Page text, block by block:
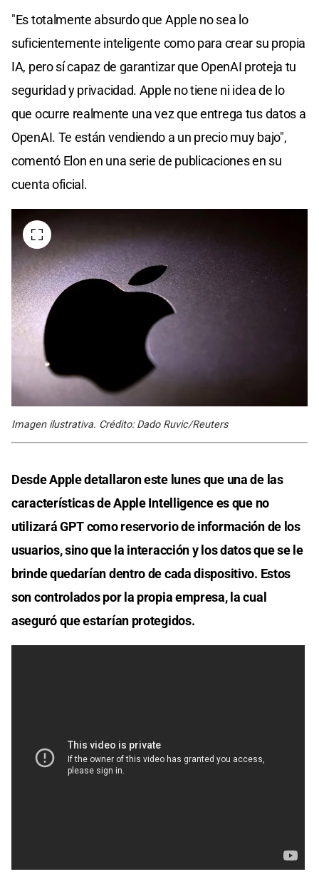
"Es totalmente absurdo que Apple no sea lo
suficientemente inteligente como para crear su propia
IA, pero sí capaz de garantizar que OpenAI proteja tu
seguridad y privacidad. Apple no tiene ni idea de lo
que ocurre realmente una vez que entrega tus datos a
OpenAI. Te están vendiendo a un precio muy bajo",
comentó Elon en una serie de publicaciones en su
cuenta oficial.
Imagen ilustrativa. Crédito: Dado Ruvic/Reuters
Desde Apple detallaron este lunes que una de las
características de Apple Intelligence es que no
utilizará GPT como reservorio de información de los
usuarios, sino que la interacción y los datos que se le
brinde quedarían dentro de cada dispositivo. Estos
son controlados por la propia empresa, la cual
aseguró que estarían protegidos.